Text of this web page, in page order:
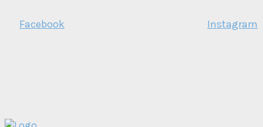
Facebook Instagram